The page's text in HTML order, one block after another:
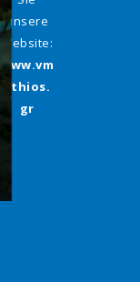
unsere
Website:
www.vm
athios.
gr